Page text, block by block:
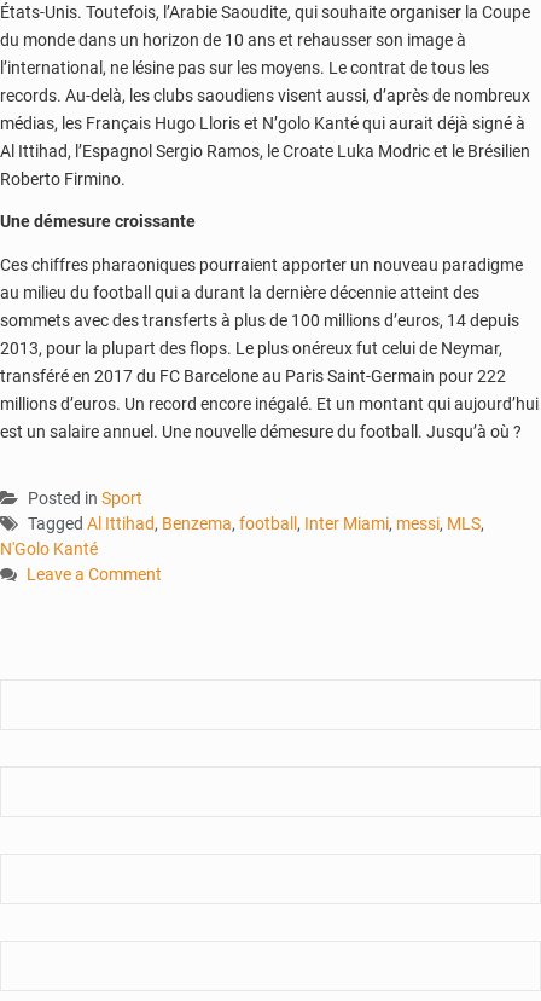
États-Unis. Toutefois, l’Arabie Saoudite, qui souhaite organiser la Coupe
du monde dans un horizon de 10 ans et rehausser son image à
l’international, ne lésine pas sur les moyens. Le contrat de tous les
records. Au-delà, les clubs saoudiens visent aussi, d’après de nombreux
médias, les Français Hugo Lloris et N’golo Kanté qui aurait déjà signé à
Al Ittihad, l’Espagnol Sergio Ramos, le Croate Luka Modric et le Brésilien
Roberto Firmino.
Une démesure croissante
Ces chiffres pharaoniques pourraient apporter un nouveau paradigme
au milieu du football qui a durant la dernière décennie atteint des
sommets avec des transferts à plus de 100 millions d’euros, 14 depuis
2013, pour la plupart des flops. Le plus onéreux fut celui de Neymar,
transféré en 2017 du FC Barcelone au Paris Saint-Germain pour 222
millions d’euros. Un record encore inégalé. Et un montant qui aujourd’hui
est un salaire annuel. Une nouvelle démesure du football. Jusqu’à où ?
Posted in Sport
Tagged Al Ittihad, Benzema, football , Inter Miami, messi, MLS,
N'Golo Kanté
Leave a Comment